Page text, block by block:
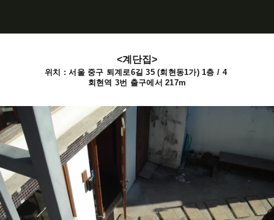
<계단집>
위치 : 서울 중구 퇴계로6길 35 (회현동1가) 1층 / 4
회현역 3번 출구에서 217m